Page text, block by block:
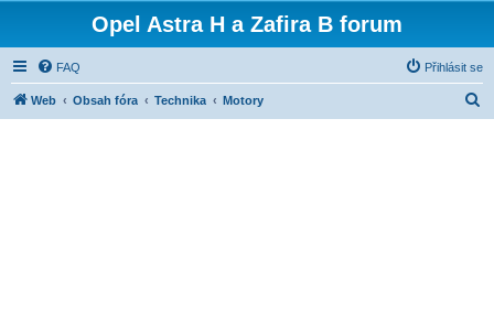
Opel Astra H a Zafira B forum
FAQ Přihlásit se
Web Obsah fóra Technika Motory